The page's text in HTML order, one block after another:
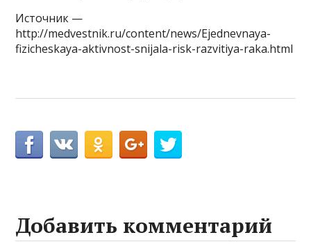
Источник —
http://medvestnik.ru/content/news/Ejednevnaya-
fizicheskaya-aktivnost-snijala-risk-razvitiya-raka.html
Добавить комментарий